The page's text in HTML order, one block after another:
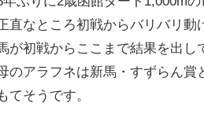
直なところ初戦からバリバリ
が初戦からここまで結果を出し
のアラフネは新馬・すずらん賞
てそうです。